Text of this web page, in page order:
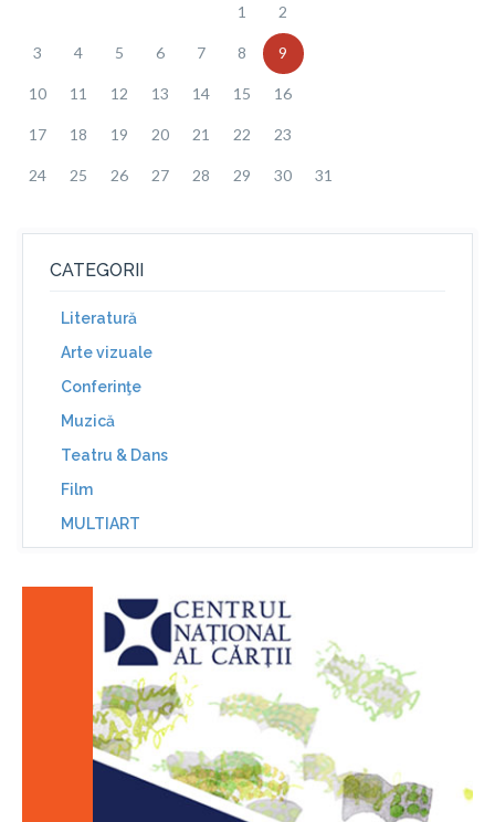
1 2
3 4 5 6 7 8 9
10 11 12 13 14 15 16
17 18 19 20 21 22 23
24 25 26 27 28 29 30 31
CATEGORII
Literatură
Arte vizuale
Conferinţe
Muzică
Teatru & Dans
Film
MULTIART